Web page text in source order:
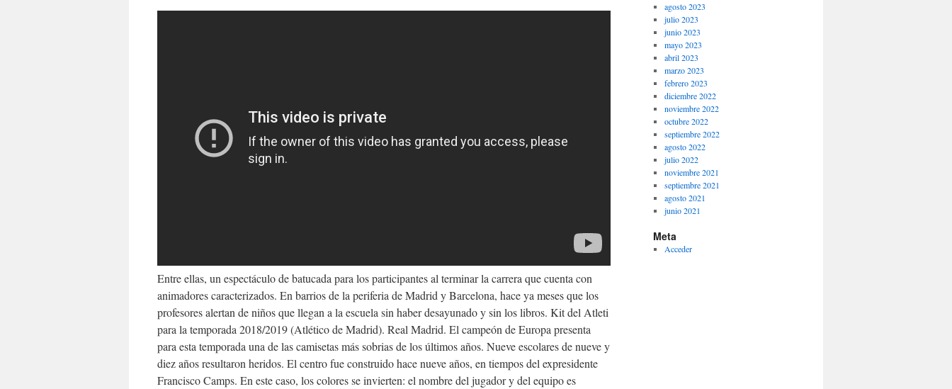
Entre ellas, un espectáculo de batucada para los participantes al terminar la carrera que cuenta con
animadores caracterizados. En barrios de la periferia de Madrid y Barcelona, hace ya meses que los
profesores alertan de niños que llegan a la escuela sin haber desayunado y sin los libros. Kit del Atleti
para la temporada 2018/2019 (Atlético de Madrid). Real Madrid. El campeón de Europa presenta
para esta temporada una de las camisetas más sobrias de los últimos años. Nueve escolares de nueve y
diez años resultaron heridos. El centro fue construido hace nueve años, en tiempos del expresidente
Francisco Camps. En este caso, los colores se invierten: el nombre del jugador y del equipo es
agosto 2023
julio 2023
junio 2023
mayo 2023
abril 2023
marzo 2023
febrero 2023
diciembre 2022
noviembre 2022
octubre 2022
septiembre 2022
agosto 2022
julio 2022
noviembre 2021
septiembre 2021
agosto 2021
junio 2021
Meta
Acceder